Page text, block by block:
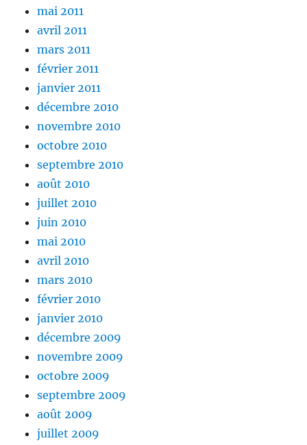
mai 2011
avril 2011
mars 2011
février 2011
janvier 2011
décembre 2010
novembre 2010
octobre 2010
septembre 2010
août 2010
juillet 2010
juin 2010
mai 2010
avril 2010
mars 2010
février 2010
janvier 2010
décembre 2009
novembre 2009
octobre 2009
septembre 2009
août 2009
juillet 2009